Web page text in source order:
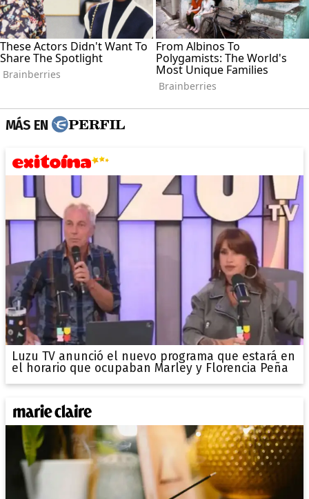
MÁS EN
Luzu TV anunció el nuevo programa que estará en
el horario que ocupaban Marley y Florencia Peña